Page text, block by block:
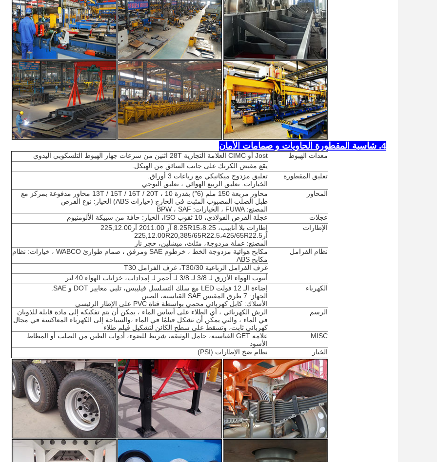
4. شاسية المقطورة الحاويات و صمامات الأمان
معدات الهبوط
Jost أو CIMC العلامة التجارية 28T اثنين من سرعات جهاز الهبوط التلسكوبي اليدوي
يقع مقبض الكرنك على جانب السائق من الهيكل.
تعليق المقطورة
تعليق مزدوج ميكانيكي مع رباعات 3 أوراق.
الخيارات: تعليق الربيع الهوائي ، تعليق البوجي
المحاور
محاور مربعة 150 ملم (6") بقدرة 13T / 15T / 16T / 20T ، 10 محاور مدفوعة بمركز مع
طبل الصلب المصبوب المثبت في الخارج (خيارات ABS) الخيار: نوع القرص
المصنع: FUWA ، الخيارات: BPW ، SAF
عجلات
عجلة القرص الفولاذي، 10 ثقوب ISO، الخيار: حافة من سبيكة الألومنيوم
الإطارات
إطارات بلا أنابيب، 8.25R15،8.25 آر 2011.00 آر225,12.00
آر225,12.00R20,385/65R22.5،425/65R22.5
المصنع: عملة مزدوجة، مثلث، ميشلين، حجر نار
نظام الفرامل
مكابح هوائية مزدوجة الخط ، خرطوم SAE ومرفق ، صمام طوارئ WABCO ، خيارات: نظام
مكابح ABS
غرف الفرامل الرباعية T30/30، غرف الفرامل T30
أنبوب الهواء الأزرق لـ 3/8 لـ 3/8 لـ أحمر لـ إمدادات، خزانات الهواء 40 لتر
الكهرباء
إضاءة الـ 12 فولت LED مع سلك التسلسل فيليبس، تلبي معايير DOT و SAE.
الجهاز: 7 طرق المقبس SAE القياسية، الصين
الأسلاك: كابل كهربائي محمي بواسطة قناة PVC على الإطار الرئيسي
الرسم
الرش الكهربائي ، أي الطلاء على أساس الماء ، يمكن أن يتم تفكيكه إلى مادة قابلة للذوبان
في الماء ، والتي يمكن أن تشكل فيلمًا في الماء ،والسباحة إلى الكهرباء المعاكسة في مجال
كهربائي ثابت، وتسقط على سطح الكائن لتشكيل فيلم طلاء
MISC
علامة GET القياسية، حامل الوثيقة، شريط للضوء، أدوات الطين من الصلب أو المطاط
الأسود
الخيار
نظام ضخ الإطارات (PSI)